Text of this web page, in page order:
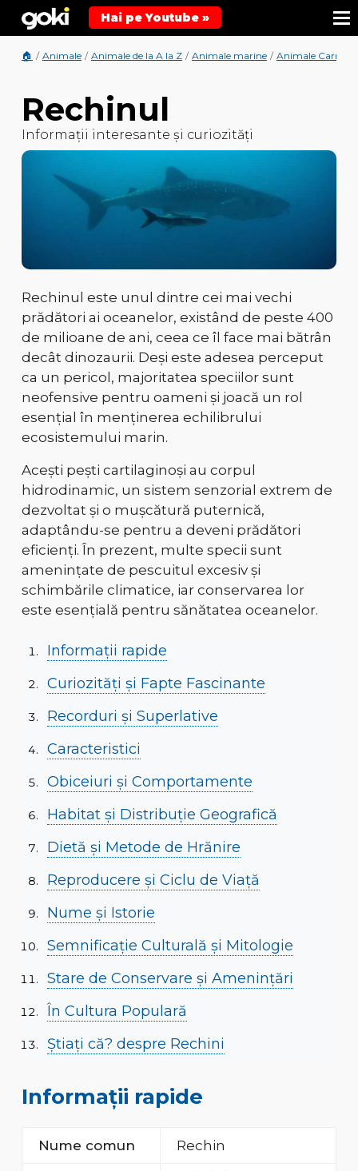
Hai pe Youtube »
🏠 / Animale / Animale de la A la Z / Animale marine / Animale
Rechinul
Informații interesante și curiozități
Rechinul este unul dintre cei mai vechi
prădători ai oceanelor, existând de peste 400
de milioane de ani, ceea ce îl face mai bătrân
decât dinozaurii. Deși este adesea perceput
ca un pericol, majoritatea speciilor sunt
neofensive pentru oameni și joacă un rol
esențial în menținerea echilibrului
ecosistemului marin.
Acești pești cartilaginoși au corpul
hidrodinamic, un sistem senzorial extrem de
dezvoltat și o mușcătură puternică,
adaptându-se pentru a deveni prădători
eficienți. În prezent, multe specii sunt
amenințate de pescuitul excesiv și
schimbările climatice, iar conservarea lor
este esențială pentru sănătatea oceanelor.
Informații rapide
Curiozități și Fapte Fascinante
Recorduri și Superlative
Caracteristici
Obiceiuri și Comportamente
Habitat și Distribuție Geografică
Dietă și Metode de Hrănire
Reproducere și Ciclu de Viață
Nume și Istorie
Semnificație Culturală și Mitologie
Stare de Conservare și Amenințări
În Cultura Populară
Știați că? despre Rechini
Informații rapide
Nume comun Rechin